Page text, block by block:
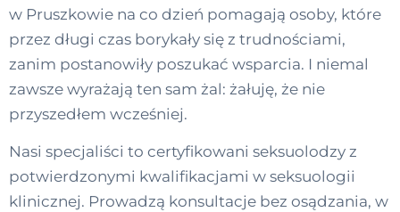
w Pruszkowie na co dzień pomagają osoby, które
przez długi czas borykały się z trudnościami,
zanim postanowiły poszukać wsparcia. I niemal
zawsze wyrażają ten sam żal: żałuję, że nie
przyszedłem wcześniej.
Nasi specjaliści to certyfikowani seksuolodzy z
potwierdzonymi kwalifikacjami w seksuologii
klinicznej. Prowadzą konsultacje bez osądzania, w